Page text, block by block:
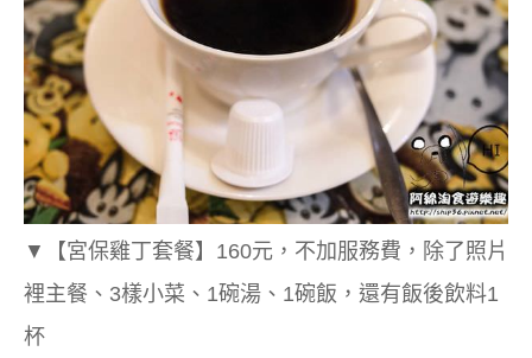
▼
【宮保雞丁套餐】160元，不加服務費，除了照片
裡主餐、3樣小菜、1碗湯、1碗飯，還有飯後飲料1
杯